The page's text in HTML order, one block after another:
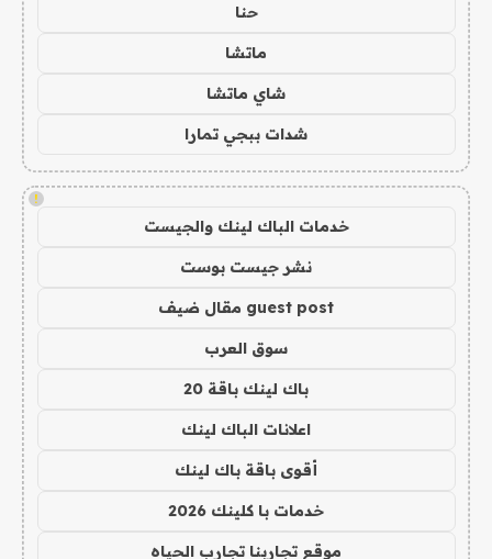
حنا
ماتشا
شاي ماتشا
شدات ببجي تمارا
!
خدمات الباك لينك والجيست
نشر جيست بوست
guest post مقال ضيف
سوق العرب
باك لينك باقة 20
اعلانات الباك لينك
أقوى باقة باك لينك
خدمات با كلينك 2026
موقع تجاربنا تجارب الحياه